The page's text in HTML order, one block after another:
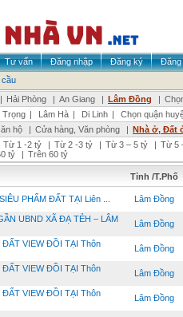
Tư vấn Đăng nhập Đăng ký
Đăng
cầu
| Hải Phòng | An Giang | Lâm Đồng |
| Lâm Hà | Di Linh |
Chọn quận
hộ | Cửa hàng, Văn phòng | Nhà ở, Đất
Từ 1 -2 tỷ | Từ 2 -3 tỷ | Từ 3 – 5 tỷ | Từ 5
tỷ | Trên 60 tỷ
Tỉnh /T.Phố
PHẨM ĐẤT TẠI Liên ... Lâm Đồng
UBND XÃ ĐẠ TẺH – LÂM
Lâm Đồng
VIEW ĐỒI TẠI Thôn
Lâm Đồng
ĐẤT VIEW ĐỒI TẠI Thôn
Lâm Đồng
VIEW ĐỒI TẠI Thôn
Lâm Đồng